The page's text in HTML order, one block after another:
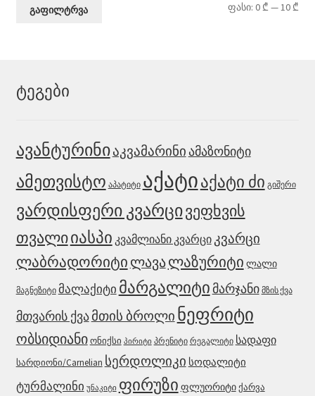
გაფილტრვა ფასი:0 ₾—10 ₾
ტეგები
ავანტურინიაკვამარინი ამაზონიტი
ამეთვისტო აპატიტი აქატიაქატი ძი გიშერი
ვარდისფერი კვარცივეფხვის
თვალიიასპი კვამლიანი კვარცი კვარცი
ლაბრადორიტი ლავალაზურიტი ლალი
მაგნეზიტი მალაქიტი მარგალიტი მარჯანი მზის ქვა
მთვარის ქვამთის ბროლი ნეფრიტი
ობსიდიანიონიქსი პირიტი პრენიტი რეგალიტი სადაფი
სარდიონი/Carnelian სერდოლიკი სოდალიტი
ტურმალინი უნაკიტი ფირუზი ფლუორიტიქარვა